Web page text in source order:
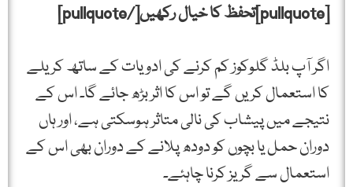
[pullquote]تحفظ کا خیال رکھیں[/pullquote]
اگر آپ بلڈ گلوکوز کم کرنے کی ادویات کے ساتھ کریلے
کا استعمال کریں گے تو اس کا اثر بڑھ جائے گا۔ اس کے
نتیجے میں پیشاب کی نالی متاثر ہوسکتی ہے، اور ہاں
دوران حمل یا بچوں کو دودھ پلانے کے دوران بھی اس کے
استعمال سے گریز کرنا چاہئے۔